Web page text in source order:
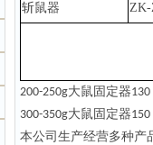
斩鼠器
ZK-
200-250g大鼠固定器130
300-350g大鼠固定器150
本公司生产经营多种产